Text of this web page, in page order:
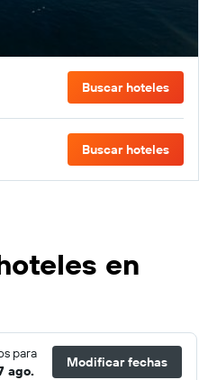
Buscar hoteles
Buscar hoteles
en
para
ago.
Modificar fechas